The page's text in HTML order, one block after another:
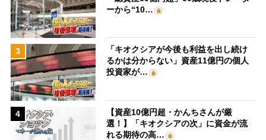
ーから“10…
3
「キオクシアが今後も利益を出し続け
るかは分からない」資産11億円の個人
投資家が…
4
【資産10億円超・かんちさんが厳
選！】「キオクシアの次」に資金が流
れる期待の高…